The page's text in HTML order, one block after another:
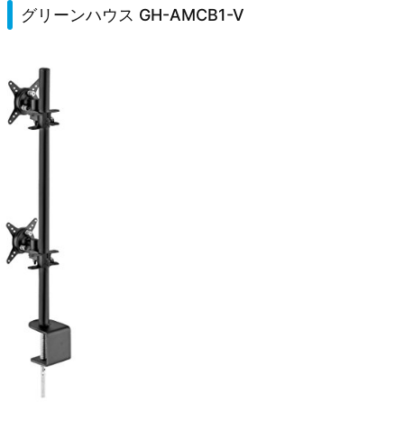
グリーンハウス GH-AMCB1-V